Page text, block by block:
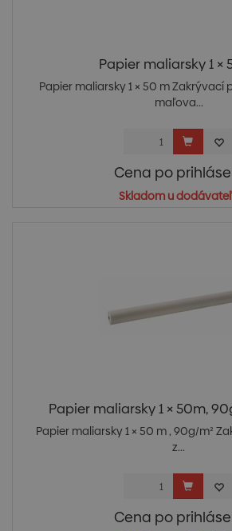
Papier maliarsky 1 ×
Papier maliarsky 1 × 50 m Zakrývací
maľova...
Cena po
Skladom u
Papier maliarsky 1 × 50m,
Papier maliarsky 1 × 50 m , 90g/m²
z...
Cena po